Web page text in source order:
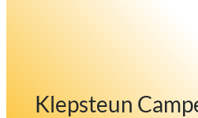
Klepsteun